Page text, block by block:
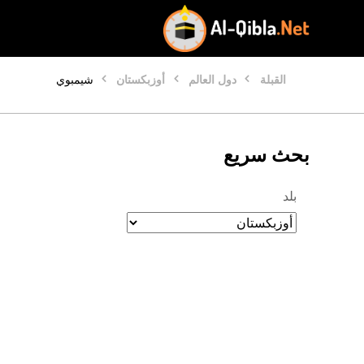
القبلة دول العالم أوزبكستان شيمبوي
بحث سريع
بلد